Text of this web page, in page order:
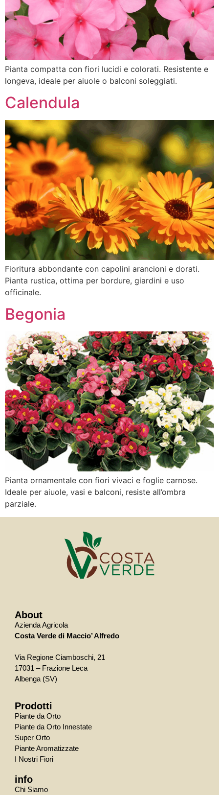
Pianta compatta con fiori lucidi e colorati. Resistente e
longeva, ideale per aiuole o balconi soleggiati.
Calendula
Fioritura abbondante con capolini arancioni e dorati.
Pianta rustica, ottima per bordure, giardini e uso
officinale.
Begonia
Pianta ornamentale con fiori vivaci e foglie carnose.
Ideale per aiuole, vasi e balconi, resiste all’ombra
parziale.
About
Azienda Agricola
Costa Verde di Maccio’ Alfredo
Via Regione Ciamboschi, 21
17031 – Frazione Leca
Albenga (SV)
Prodotti
Piante da Orto
Piante da Orto Innestate
Super Orto
Piante Aromatizzate
I Nostri Fiori
info
Chi Siamo